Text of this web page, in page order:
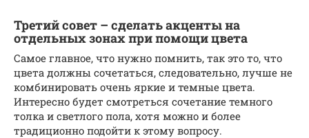
Третий совет – сделать акценты на
отдельных зонах при помощи цвета
Самое главное, что нужно помнить, так это то, что
цвета должны сочетаться, следовательно, лучше не
комбинировать очень яркие и темные цвета.
Интересно будет смотреться сочетание темного
толка и светлого пола, хотя можно и более
традиционно подойти к этому вопросу.